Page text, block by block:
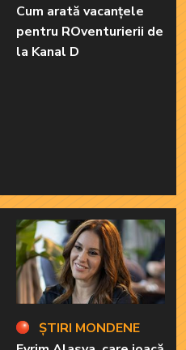
Cum arată vacanțele
pentru ROventurierii de
la Kanal D
ȘTIRI MONDENE